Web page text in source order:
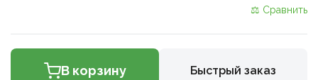
⚖ Сравнить
В корзину Быстрый заказ